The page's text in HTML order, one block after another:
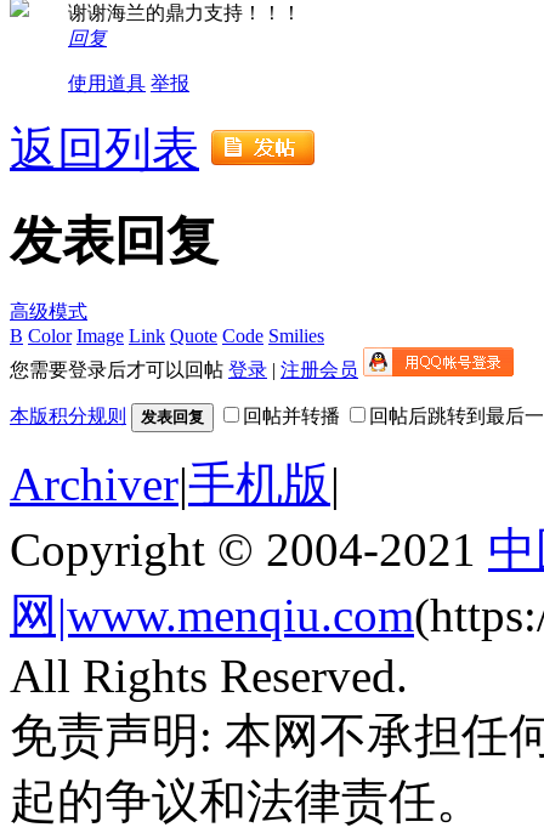
谢谢海兰的鼎力支持！！！
回复
使用道具 举报
返回列表
发表回复
高级模式
B Color Image Link Quote Code Smilies
您需要登录后才可以回帖 登录 | 注册会员
本版积分规则 发表回复 回帖并转播 回帖后跳转到最后
Archiver|手机版|
Copyright © 2004-2021
网|www.menqiu.com
All Rights Reserved.
免责声明: 本网不承担任
起的争议和法律责任。